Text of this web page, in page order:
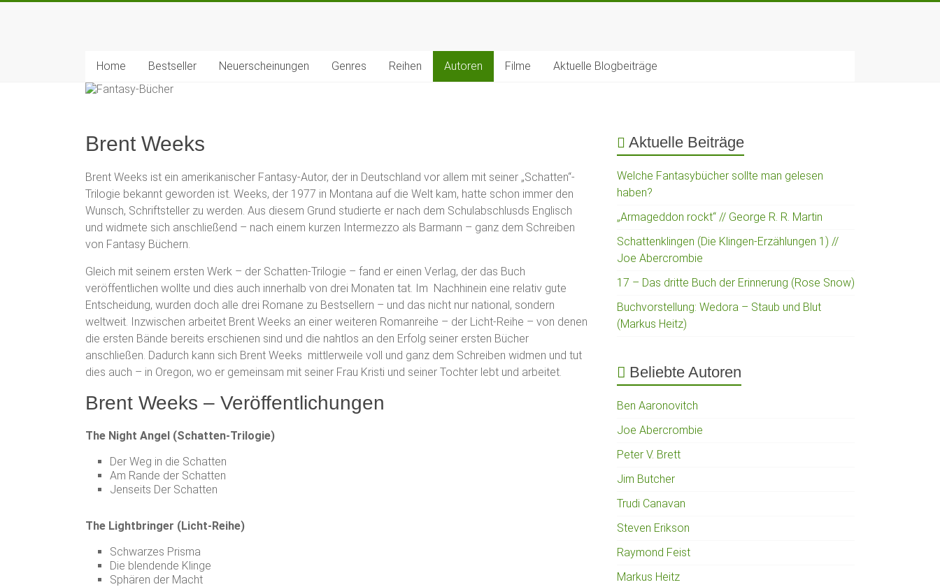
Bücher
Die
&
Home Bestseller Neuerscheinungen Genres Reihen Autoren Filme Aktuelle Blogbeiträge
Brent Weeks
Brent Weeks ist ein amerikanischer Fantasy-Autor, der in Deutschland vor allem mit seiner „Schatten“-
Trilogie bekannt geworden ist. Weeks, der 1977 in Montana auf die Welt kam, hatte schon immer den
Wunsch, Schriftsteller zu werden. Aus diesem Grund studierte er nach dem Schulabschlusds Englisch
und widmete sich anschließend – nach einem kurzen Intermezzo als Barmann – ganz dem Schreiben
von Fantasy Büchern.
Gleich mit seinem ersten Werk – der Schatten-Trilogie – fand er einen Verlag, der das Buch
veröffentlichen wollte und dies auch innerhalb von drei Monaten tat. Im Nachhinein eine relativ gute
Entscheidung, wurden doch alle drei Romane zu Bestsellern – und das nicht nur national, sondern
weltweit. Inzwischen arbeitet Brent Weeks an einer weiteren Romanreihe – der Licht-Reihe – von denen
die ersten Bände bereits erschienen sind und die nahtlos an den Erfolg seiner ersten Bücher
anschließen. Dadurch kann sich Brent Weeks mittlerweile voll und ganz dem Schreiben widmen und tut
dies auch – in Oregon, wo er gemeinsam mit seiner Frau Kristi und seiner Tochter lebt und arbeitet.
Brent Weeks – Veröffentlichungen
The Night Angel (Schatten-Trilogie)
Der Weg in die Schatten
Am Rande der Schatten
Jenseits Der Schatten
The Lightbringer (Licht-Reihe)
Schwarzes Prisma
Die blendende Klinge
Sphären der Macht
Aktuelle Beiträge
Welche Fantasybücher sollte man gelesen
haben?
„Armageddon rockt“ // George R. R. Martin
Schattenklingen (Die Klingen-Erzählungen 1) //
Joe Abercrombie
17 – Das dritte Buch der Erinnerung (Rose Snow)
Buchvorstellung: Wedora – Staub und Blut
(Markus Heitz)
Beliebte Autoren
Ben Aaronovitch
Joe Abercrombie
Peter V. Brett
Jim Butcher
Trudi Canavan
Steven Erikson
Raymond Feist
Markus Heitz